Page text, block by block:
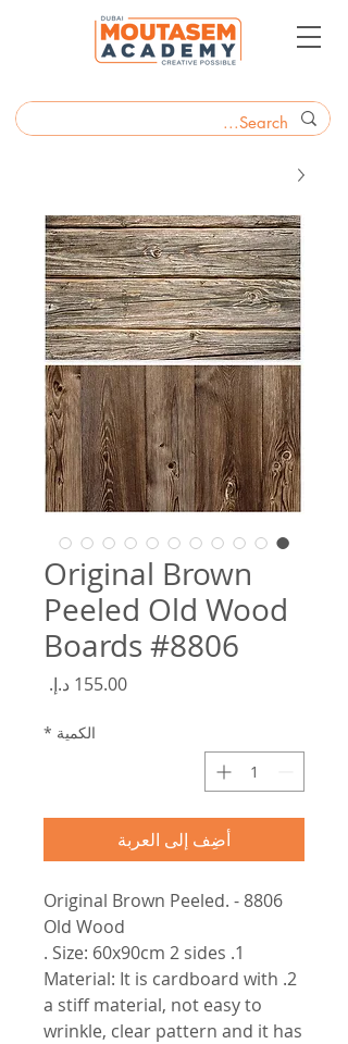
Original Brown
Peeled Old Wood
Boards #8806
الكمية *
أضِف إلى العربة
8806 - Original Brown Peeled.
Old Wood
1. Size: 60x90cm 2 sides .
2. Material: It is cardboard with
a stiff material, not easy to
wrinkle, clear pattern and it has